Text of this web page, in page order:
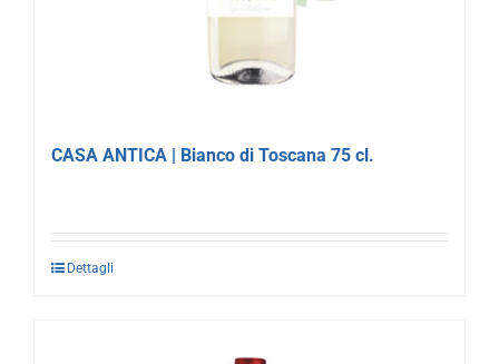
CASA ANTICA | Bianco di Toscana 75 cl.
Dettagli